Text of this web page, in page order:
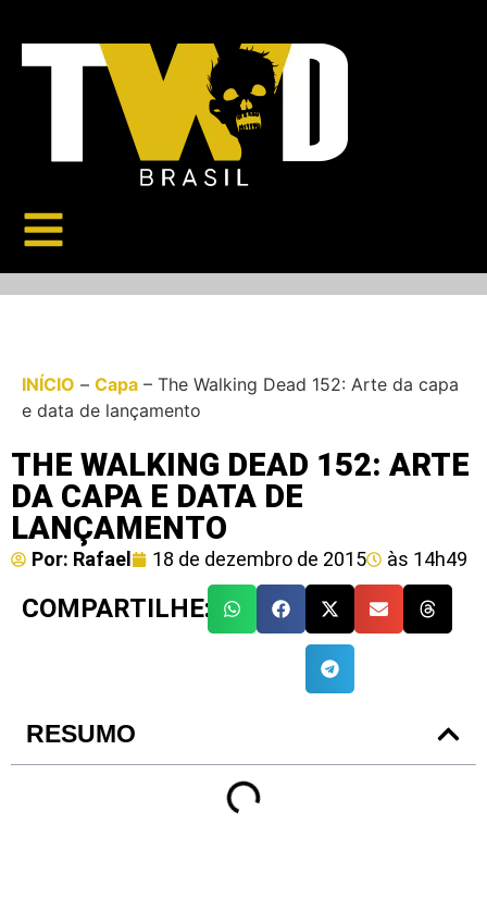
INÍCIO – Capa – The Walking Dead 152: Arte da capa
e data de lançamento
THE WALKING DEAD 152: ARTE
DA CAPA E DATA DE
LANÇAMENTO
Por: Rafael 18 de dezembro de 2015 às 14h49
COMPARTILHE:
RESUMO